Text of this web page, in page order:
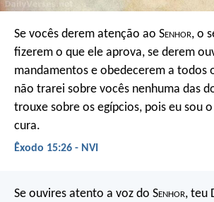
Se vocês derem atenção ao Senhor, o
fizerem o que ele aprova, se derem
mandamentos e obedecerem a todos
não trarei sobre vocês nenhuma das
trouxe sobre os egípcios, pois eu sou o
cura.
Êxodo 15:26 - NVI
Se ouvires atento a voz do Senhor, teu